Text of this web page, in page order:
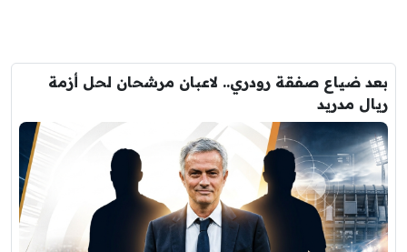
بعد ضياع صفقة رودري.. لاعبان مرشحان لحل أزمة
ريال مدريد